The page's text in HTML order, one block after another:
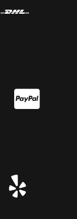


